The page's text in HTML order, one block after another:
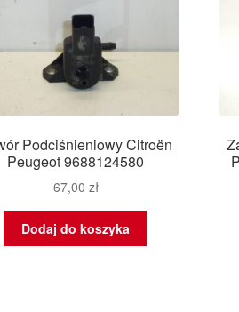
Podciśnieniowy Citroën
Peugeot 9688124580
67,00 zł
Dodaj do koszyka